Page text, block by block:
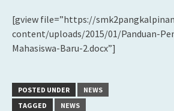
[gview file=”https://
content/uploads/2015/01/Panduan-
Mahasiswa-Baru-2.docx”]
POSTED UNDER
NEWS
TAGGED
NEWS